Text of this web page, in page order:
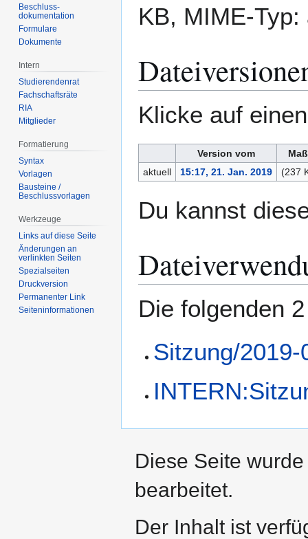
KB, MIME-Typ:
Klicke auf
Version vom
aktuell
15:17, 21. Jan. 2019 (237
Du kannst
Die folgenden
Sitzung/2019-
Beschluss-
dokumentation
Formulare
Dokumente
Intern
Studierendenrat
Fachschaftsräte
RIA
Mitglieder
Formatierung
Syntax
Vorlagen
Bausteine /
Beschlussvorlagen
Werkzeuge
Links auf diese Seite
Änderungen an
verlinkten Seiten
Spezialseiten
Druckversion
Permanenter Link
Seiten­­informationen
Diese Seite
bearbeitet.
Der Inhalt ist